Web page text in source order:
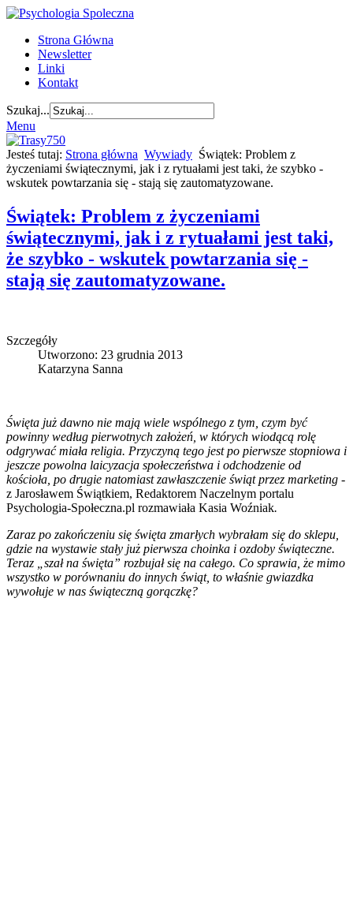
Strona Główna
Newsletter
Linki
Kontakt
Szukaj...
Menu
Jesteś tutaj: Strona główna Wywiady Świątek: Problem z
życzeniami świątecznymi, jak i z rytuałami jest taki, że szybko -
wskutek powtarzania się - stają się zautomatyzowane.
Świątek: Problem z życzeniami
świątecznymi, jak i z rytuałami jest taki,
że szybko - wskutek powtarzania się -
stają się zautomatyzowane.
Szczegóły
Utworzono: 23 grudnia 2013
Katarzyna Sanna
Święta już dawno nie mają wiele wspólnego z tym, czym być
powinny według pierwotnych założeń, w których wiodącą rolę
odgrywać miała religia. Przyczyną tego jest po pierwsze stopniowa i
jeszcze powolna laicyzacja społeczeństwa i odchodzenie od
kościoła, po drugie natomiast zawłaszczenie świąt przez marketing -
z Jarosławem Świątkiem, Redaktorem Naczelnym portalu
Psychologia-Społeczna.pl rozmawiała Kasia Woźniak.
Zaraz po zakończeniu się święta zmarłych wybrałam się do sklepu,
gdzie na wystawie stały już pierwsza choinka i ozdoby świąteczne.
Teraz „szał na święta” rozbujał się na całego. Co sprawia, że mimo
wszystko w porównaniu do innych świąt, to właśnie gwiazdka
wywołuje w nas świąteczną gorączkę?